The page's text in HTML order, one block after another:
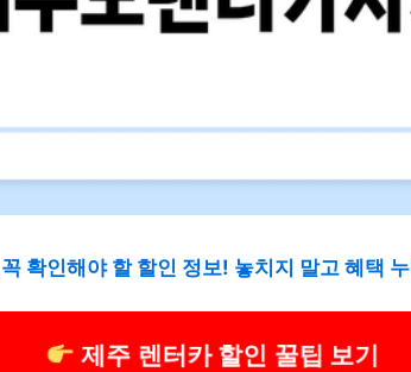
확인해야 할 할인 정보! 놓치지 말고 혜택
제주 렌터카 할인 꿀팁 보기